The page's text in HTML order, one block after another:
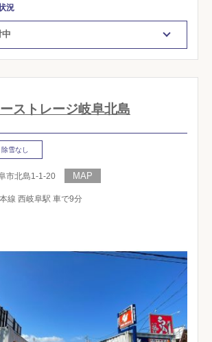
況
ストレージ岐阜北島
除雪なし
市北島1-1-20
線 西岐阜駅 車で9分